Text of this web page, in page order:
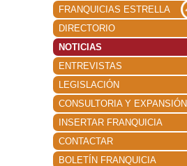
FRANQUICIAS ESTRELLA
DIRECTORIO
NOTICIAS
ENTREVISTAS
LEGISLACIÓN
CONSULTORIA Y EXPANSIÓN
INSERTAR FRANQUICIA
CONTACTAR
BOLETÍN FRANQUICIA